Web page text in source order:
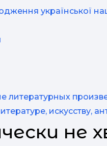
української
литературных
искусству,
не